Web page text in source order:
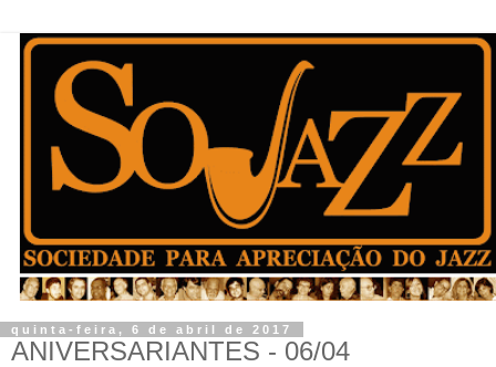
quinta-feira, 6 de abril de 2017
ANIVERSARIANTES - 06/04